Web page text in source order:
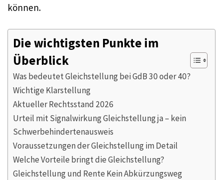
können.
Die wichtigsten Punkte im
Überblick
Was bedeutet Gleichstellung bei GdB 30 oder 40?
Wichtige Klarstellung
Aktueller Rechtsstand 2026
Urteil mit Signalwirkung Gleichstellung ja – kein
Schwerbehindertenausweis
Voraussetzungen der Gleichstellung im Detail
Welche Vorteile bringt die Gleichstellung?
Gleichstellung und Rente Kein Abkürzungsweg